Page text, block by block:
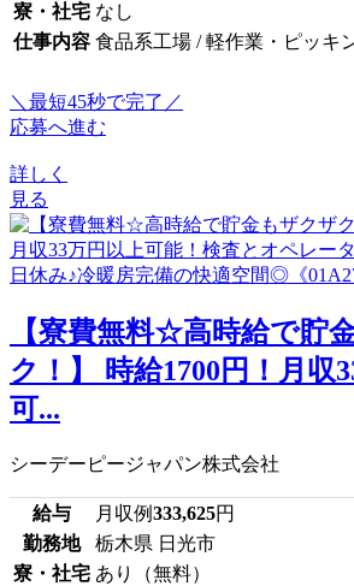
寮・社宅 なし
仕事内容 食品系工場 / 軽作業・ピッキ
＼最短45秒で完了／
応募へ進む
詳しく
見る
【寮費無料☆高時給で貯
ク！】 時給1700円！月収
可...
シーデーピージャパン株式会社
給与 月収例333,625円
勤務地
栃木県 日光市
寮・社宅 あり（無料）